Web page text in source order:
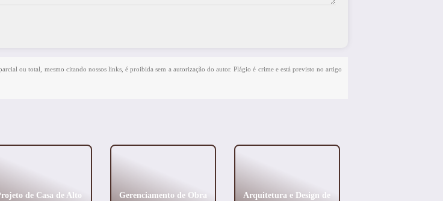
ou total, mesmo citando nossos links, é proibida sem a autorização do autor. Plágio é crime e está previsto no artigo
de Casa de Alto
Gerenciamento de Obra
Arquitetura e Design de